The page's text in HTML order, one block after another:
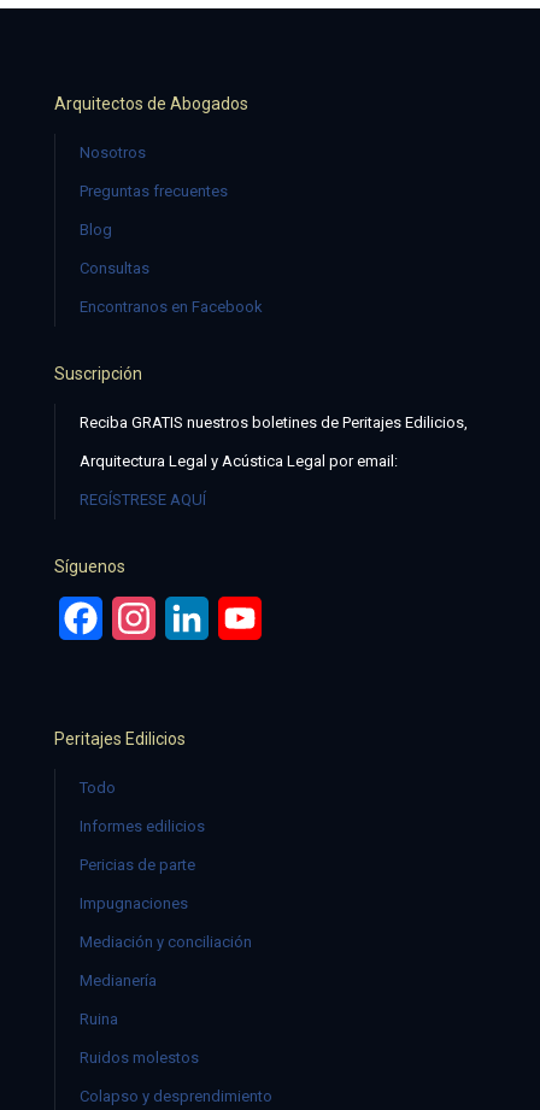
Arquitectos de Abogados
Nosotros
Preguntas frecuentes
Blog
Consultas
Encontranos en Facebook
Suscripción
Reciba GRATIS nuestros boletines de Peritajes Edilicios,
Arquitectura Legal y Acústica Legal por email:
REGÍSTRESE AQUÍ
Síguenos
FacebookInstagramLinkedIn
Peritajes Edilicios
Todo
Informes edilicios
Pericias de parte
Impugnaciones
Mediación y conciliación
Medianería
Ruina
Ruidos molestos
Colapso y desprendimiento